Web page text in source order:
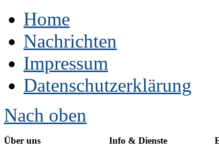
Home
Nachrichten
Impressum
Datenschutzerklärung
Nach oben
Über uns Info & Dienste